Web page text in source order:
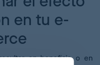
en tu e-
en beneficio o en